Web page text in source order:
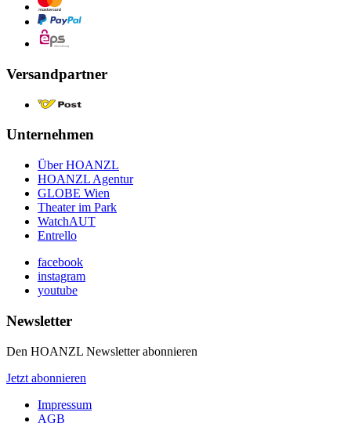
Versandpartner
Unternehmen
Über HOANZL
HOANZL Agentur
GLOBE Wien
Theater im Park
WatchAUT
Entrello
facebook
instagram
youtube
Newsletter
Den HOANZL Newsletter abonnieren
Jetzt abonnieren
Impressum
AGB